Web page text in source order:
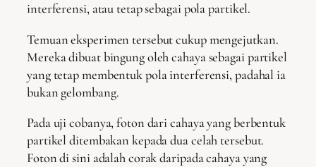
interferensi, atau tetap sebagai pola partikel.
Temuan eksperimen tersebut cukup mengejutkan.
Mereka dibuat bingung oleh cahaya sebagai partikel
yang tetap membentuk pola interferensi, padahal ia
bukan gelombang.
Pada uji cobanya, foton dari cahaya yang berbentuk
partikel ditembakan kepada dua celah tersebut.
Foton di sini adalah corak daripada cahaya yang